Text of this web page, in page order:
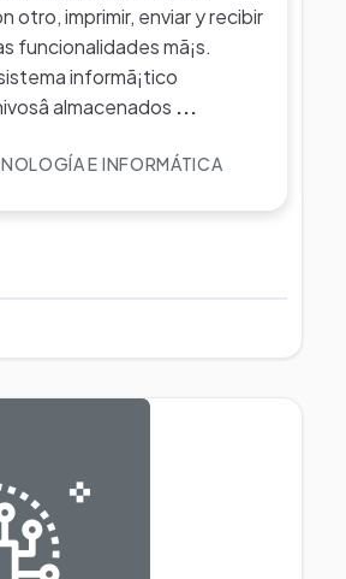
otro, imprimir, enviar y recibir
funcionalidades mã¡s.
informã¡tico
almacenados ...
E INFORMÁTICA